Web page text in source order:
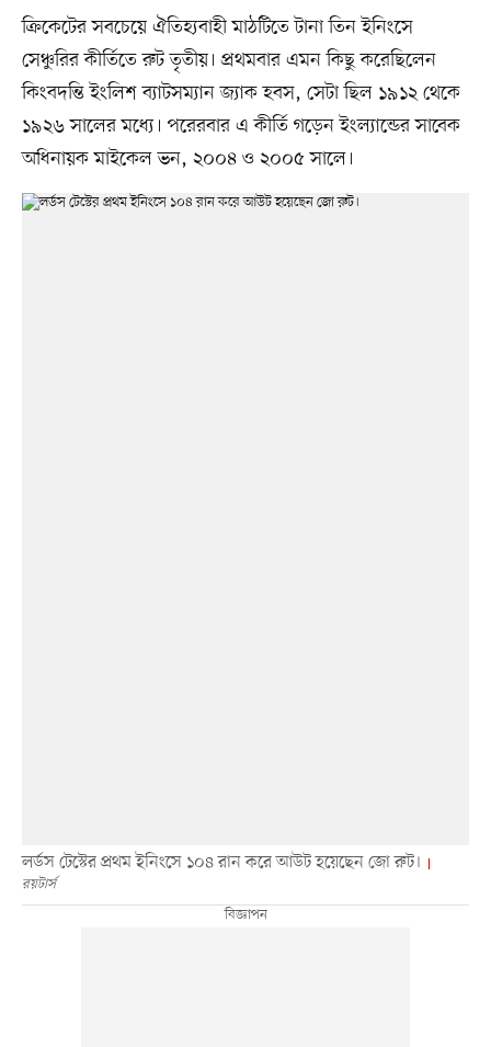
ক্রিকেটের সবচেয়ে ঐতিহ্যবাহী মাঠটিতে টানা তিন ইনিংসে
সেঞ্চুরির কীর্তিতে রুট তৃতীয়। প্রথমবার এমন কিছু করেছিলেন
কিংবদন্তি ইংলিশ ব্যাটসম্যান জ্যাক হবস, সেটা ছিল ১৯১২ থেকে
১৯২৬ সালের মধ্যে। পরেরবার এ কীর্তি গড়েন ইংল্যান্ডের সাবেক
অধিনায়ক মাইকেল ভন, ২০০৪ ও ২০০৫ সালে।
লর্ডস টেস্টের প্রথম ইনিংসে ১০৪ রান করে আউট হয়েছেন জো রুট।
রয়টার্স